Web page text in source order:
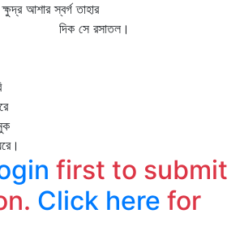
তাহার
রসাতল।
first to submit
Click here for